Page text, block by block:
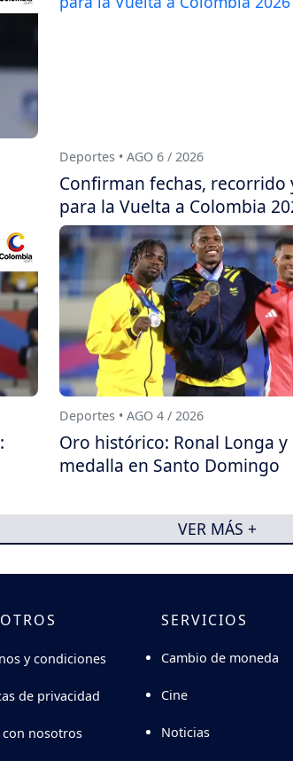
Deportes • AGO 6 / 2026
Confirman fechas, recorrido
para la Vuelta a Colombia
Deportes • AGO 4 / 2026
Oro histórico: Ronal Longa
medalla en Santo Domingo
VER MÁS +
y condiciones
de privacidad
con nosotros
SERVICIOS
Cambio de moneda
Cine
Noticias